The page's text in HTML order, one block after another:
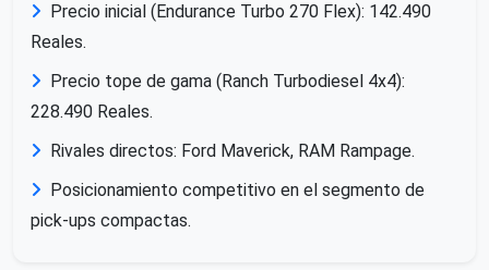
Precio inicial (Endurance Turbo 270 Flex): 142.490
Reales.
Precio tope de gama (Ranch Turbodiesel 4x4):
228.490 Reales.
Rivales directos: Ford Maverick, RAM Rampage.
Posicionamiento competitivo en el segmento de
pick-ups compactas.